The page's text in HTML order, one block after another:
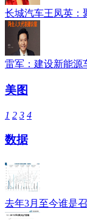
长城汽车王凤英：
雷军：建设新能源
美图
1 2 3 4
数据
去年3月至今谁是